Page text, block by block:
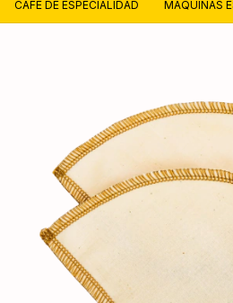
CAFÉ DE ESPECIALIDAD MÁQUINAS